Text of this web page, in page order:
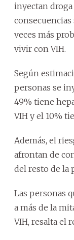
inyectan
consecuencias
veces más
vivir con VIH.
Según
personas se
49% tiene
VIH y el 10%
Además, el
afrontan de
del resto de la
Las personas
a más de la
VIH, resalta el